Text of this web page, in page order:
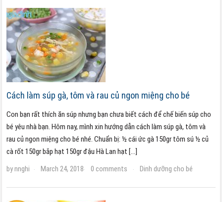
Cách làm súp gà, tôm và rau củ ngon miệng cho bé
Con bạn rất thích ăn súp nhưng bạn chưa biết cách để chế biến súp cho
bé yêu nhà bạn. Hôm nay, mình xin hướng dẫn cách làm súp gà, tôm và
rau củ ngon miệng cho bé nhé. Chuẩn bị: ½ cái ức gà 150gr tôm sú ½ củ
cà rốt 150gr bắp hạt 150gr đậu Hà Lan hạt […]
bynnghi · March 24, 2018· 0 comments · Dinh dưỡng cho bé